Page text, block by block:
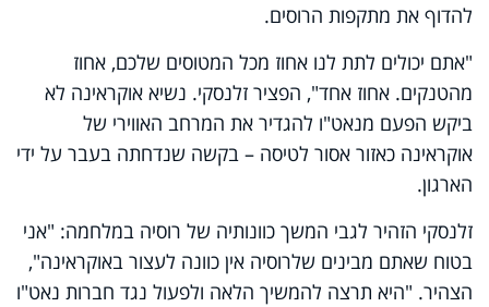
להדוף את מתקפות הרוסים.
"אתם יכולים לתת לנו אחוז מכל המטוסים שלכם, אחוז
מהטנקים. אחוז אחד", הפציר זלנסקי. נשיא אוקראינה לא
ביקש הפעם מנאט"ו להגדיר את המרחב האווירי של
אוקראינה כאזור אסור לטיסה – בקשה שנדחתה בעבר על ידי
הארגון.
זלנסקי הזהיר לגבי המשך כוונותיה של רוסיה במלחמה: "אני
בטוח שאתם מבינים שלרוסיה אין כוונה לעצור באוקראינה",
הצהיר. "היא תרצה להמשיך הלאה ולפעול נגד חברות נאט"ו